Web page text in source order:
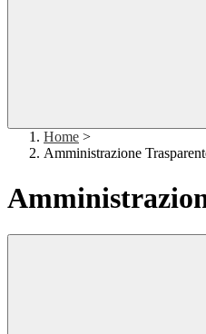
Home >
Amministrazione